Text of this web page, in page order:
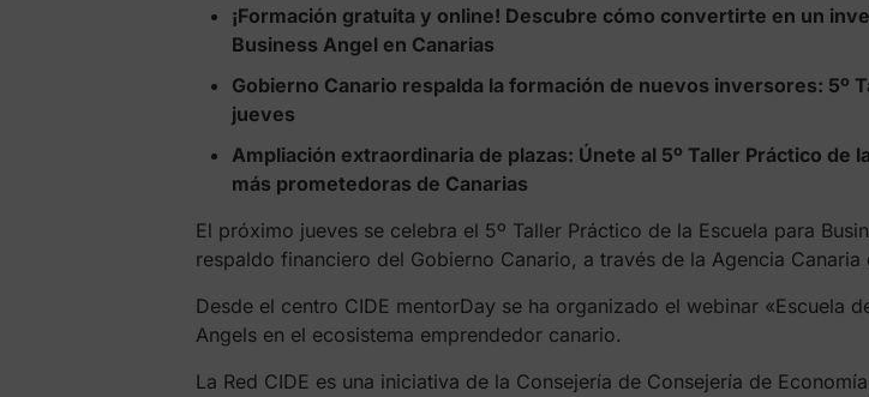
¡Formación gratuita y online! Descubre cómo convertirte en un
Business Angel en Canarias
Gobierno Canario respalda la formación de nuevos inversores: 5º
jueves
Ampliación extraordinaria de plazas: Únete al 5º Taller Práctico de
más prometedoras de Canarias
El próximo jueves se celebra el 5º Taller Práctico de la Escuela para
respaldo financiero del Gobierno Canario, a través de la Agencia Canaria
Desde el centro CIDE mentorDay se ha organizado el webinar «Escuela
Angels en el ecosistema emprendedor canario.
La Red CIDE es una iniciativa de la Consejería de Consejería de